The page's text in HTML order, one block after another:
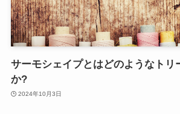
サーモシェイプとはどのようなトリ
か?
2024年10月3日